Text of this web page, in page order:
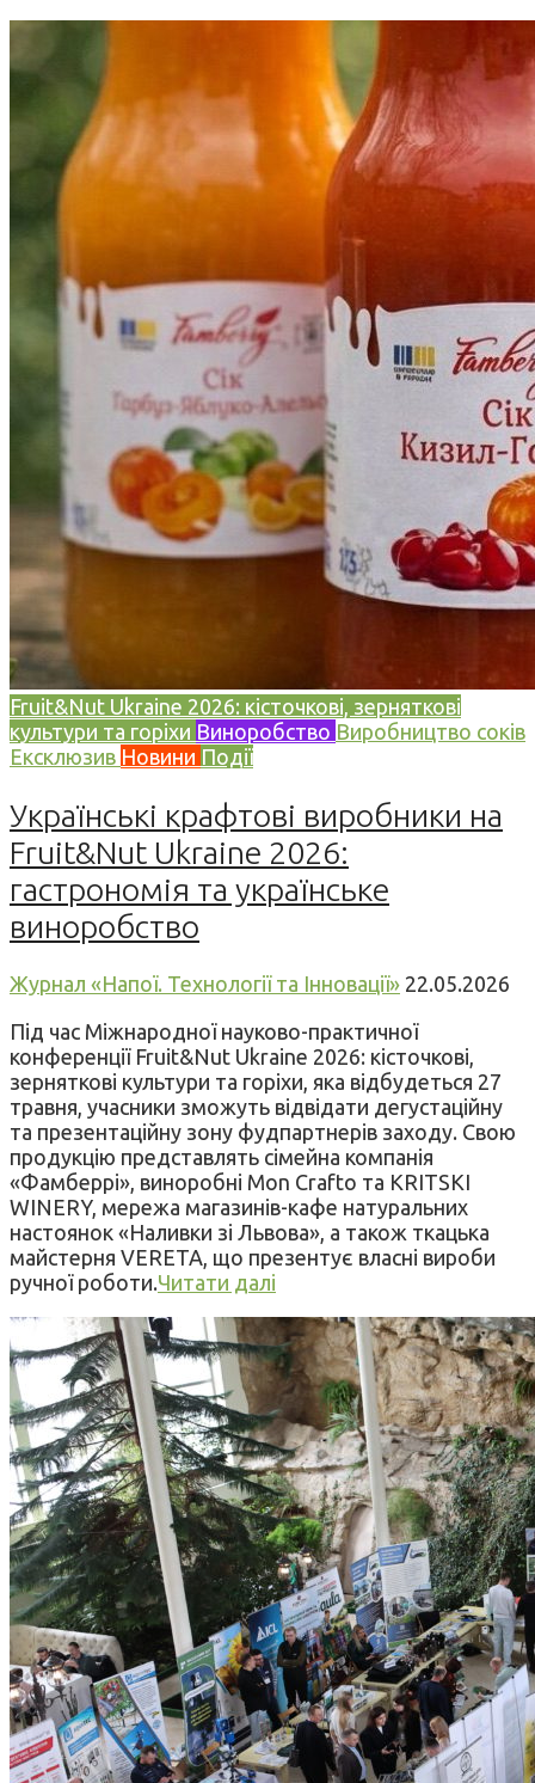
Fruit&Nut Ukraine 2026: кісточкові, зерняткові
культури та горіхи Виноробство Виробництво соків
Ексклюзив Новини Події
Українські крафтові виробники на
Fruit&Nut Ukraine 2026:
гастрономія та українське
виноробство
Журнал «Напої. Технології та Інновації» 22.05.2026
Під час Міжнародної науково-практичної
конференції Fruit&Nut Ukraine 2026: кісточкові,
зерняткові культури та горіхи, яка відбудеться 27
травня, учасники зможуть відвідати дегустаційну
та презентаційну зону фудпартнерів заходу. Свою
продукцію представлять сімейна компанія
«Фамберрі», виноробні Mon Crafto та KRITSKI
WINERY, мережа магазинів-кафе натуральних
настоянок «Наливки зі Львова», а також ткацька
майстерня VERETA, що презентує власні вироби
ручної роботи.Читати далі